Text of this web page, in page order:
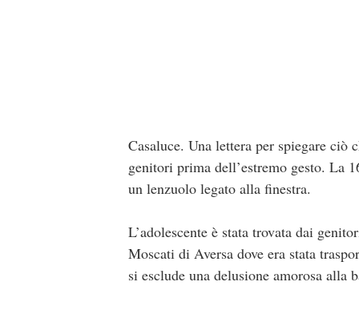
Casaluce. Una lettera per spiegare
genitori prima dell’estremo gesto. La
un lenzuolo legato alla finestra.
L’adolescente è stata trovata dai
Moscati di Aversa dove era stata
si esclude una delusione amorosa alla